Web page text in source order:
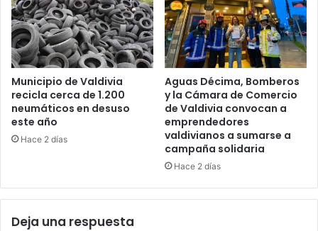
Municipio de Valdivia
recicla cerca de 1.200
neumáticos en desuso
este año
Hace 2 días
Aguas Décima, Bomberos
y la Cámara de Comercio
de Valdivia convocan a
emprendedores
valdivianos a sumarse a
campaña solidaria
Hace 2 días
Deja una respuesta